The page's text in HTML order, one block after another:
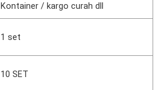
Kontainer / kargo curah dll
1 set
10 SET